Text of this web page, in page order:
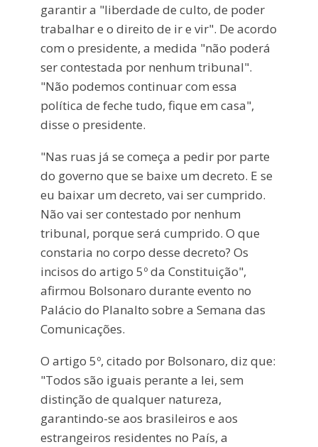
garantir a "liberdade de culto, de poder
trabalhar e o direito de ir e vir". De acordo
com o presidente, a medida "não poderá
ser contestada por nenhum tribunal".
"Não podemos continuar com essa
política de feche tudo, fique em casa",
disse o presidente.
"Nas ruas já se começa a pedir por parte
do governo que se baixe um decreto. E se
eu baixar um decreto, vai ser cumprido.
Não vai ser contestado por nenhum
tribunal, porque será cumprido. O que
constaria no corpo desse decreto? Os
incisos do artigo 5º da Constituição",
afirmou Bolsonaro durante evento no
Palácio do Planalto sobre a Semana das
Comunicações.
O artigo 5º, citado por Bolsonaro, diz que:
"Todos são iguais perante a lei, sem
distinção de qualquer natureza,
garantindo-se aos brasileiros e aos
estrangeiros residentes no País, a